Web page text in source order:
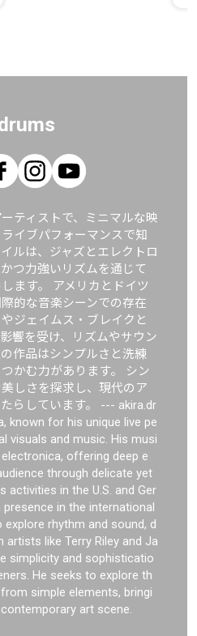
ティストで、ミニマルな映
イブパフォーマンスで知
ルは、ジャズとエレクトロ
つ力強いリズムを通じて
ます。 アメリカとドイツ
的な音楽シーンでの存在
ジェイムス・ブレイクと
響を受け、リズムやサウン
作品はシンプルさと洗練
かむ力があります。 シン
しさを探求し、現代のア
らしています。 --- akira.dr
known for his unique live pe
visuals and music. His musi
offering deep e
through delicate yet
activities in the U.S. and Ger
in the international
rhythm and sound, d
like Terry Riley and Ja
simplicity and sophisticatio
He seeks to explore th
simple elements, bringi
art scene.